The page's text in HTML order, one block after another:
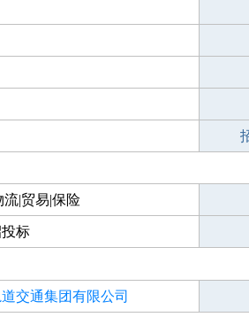
流|贸易|保险
标
交通集团有限公司